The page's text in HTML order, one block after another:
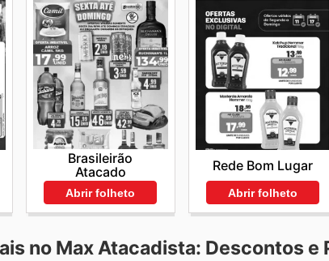
Brasileirão
Atacado
Abrir folheto
Rede Bom Lugar
Abrir folheto
no Max Atacadista: Descontos